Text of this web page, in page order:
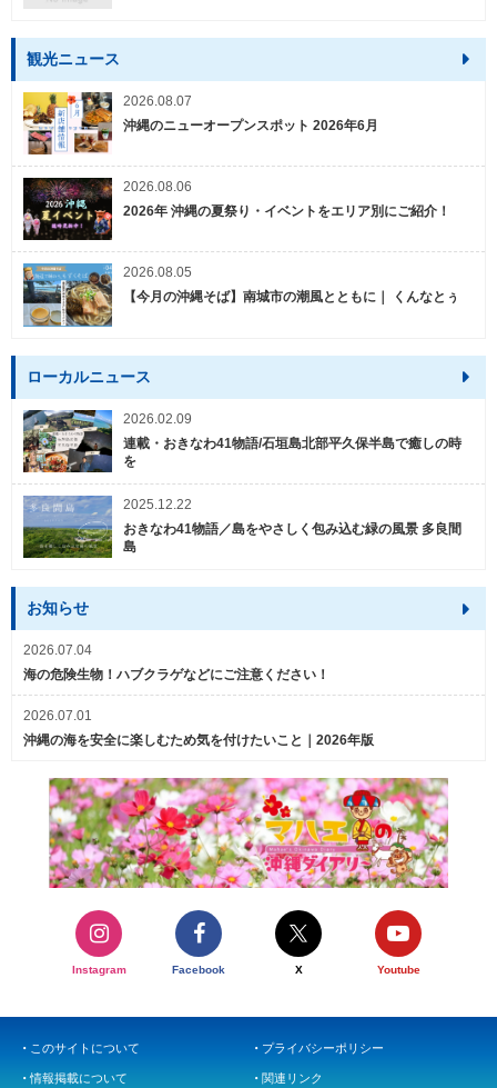
観光ニュース
2026.08.07
沖縄のニューオープンスポット 2026年6月
2026.08.06
2026年 沖縄の夏祭り・イベントをエリア別にご紹介！
2026.08.05
【今月の沖縄そば】南城市の潮風とともに｜ くんなとぅ
ローカルニュース
2026.02.09
連載・おきなわ41物語/石垣島北部平久保半島で癒しの時
を
2025.12.22
おきなわ41物語／島をやさしく包み込む緑の風景 多良間
島
お知らせ
2026.07.04
海の危険生物！ハブクラゲなどにご注意ください！
2026.07.01
沖縄の海を安全に楽しむため気を付けたいこと｜2026年版
Instagram Facebook X Youtube
このサイトについて プライバシーポリシー
情報掲載について 関連リンク